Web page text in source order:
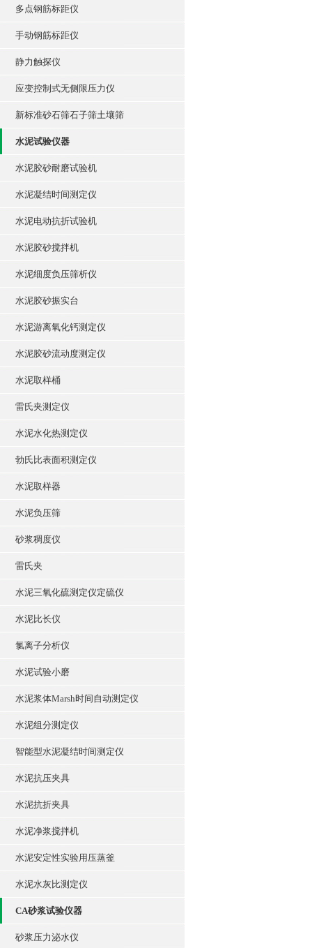
多点钢筋标距仪
手动钢筋标距仪
静力触探仪
应变控制式无侧限压力仪
新标准砂石筛石子筛土壤筛
水泥试验仪器
水泥胶砂耐磨试验机
水泥凝结时间测定仪
水泥电动抗折试验机
水泥胶砂搅拌机
水泥细度负压筛析仪
水泥胶砂振实台
水泥游离氧化钙测定仪
水泥胶砂流动度测定仪
水泥取样桶
雷氏夹测定仪
水泥水化热测定仪
勃氏比表面积测定仪
水泥取样器
水泥负压筛
砂浆稠度仪
雷氏夹
水泥三氧化硫测定仪定硫仪
水泥比长仪
氯离子分析仪
水泥试验小磨
水泥浆体Marsh时间自动测定仪
水泥组分测定仪
智能型水泥凝结时间测定仪
水泥抗压夹具
水泥抗折夹具
水泥净浆搅拌机
水泥安定性实验用压蒸釜
水泥水灰比测定仪
CA砂浆试验仪器
砂浆压力泌水仪